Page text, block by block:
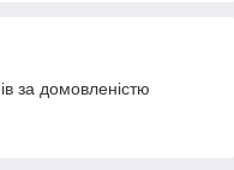
за домовленістю